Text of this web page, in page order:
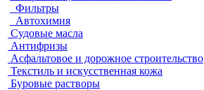
Фильтры
Автохимия
Судовые масла
Антифризы
Асфальтовое и дорожное строительство
Текстиль и искусственная кожа
Буровые растворы